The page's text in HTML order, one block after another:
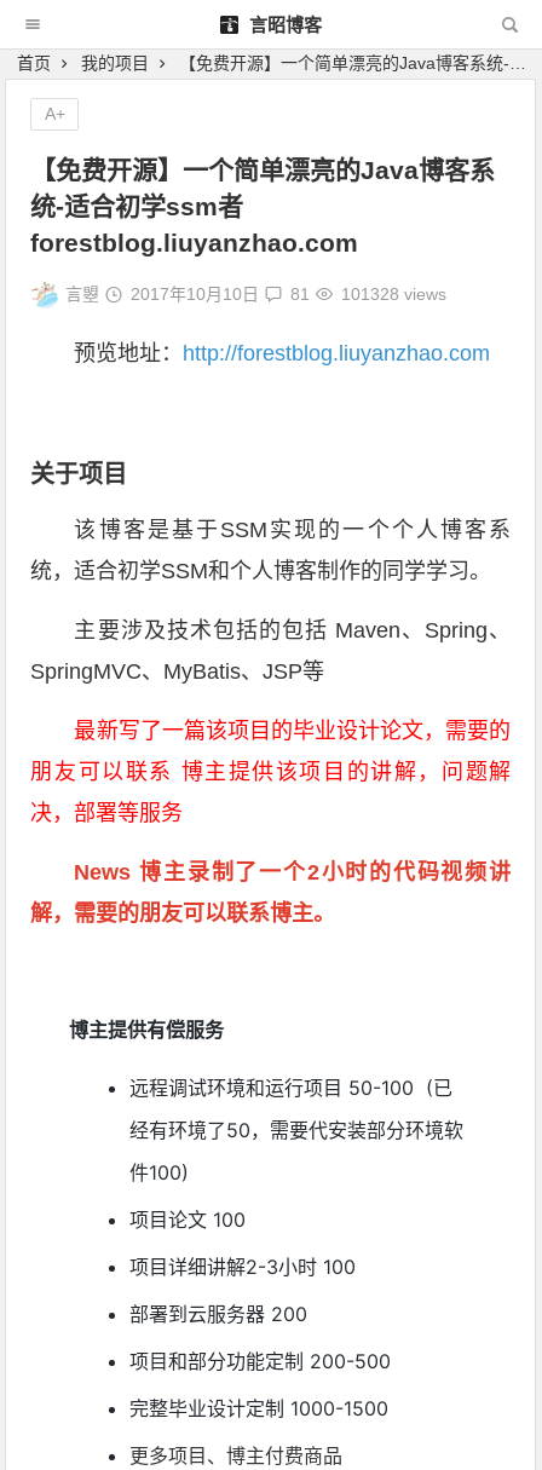
言昭博客
首页 我的项目 【免费开源】一个简单漂亮的Java博客系统-适合初学ssm者 forestblog.liuyanzhao.com
【免费开源】一个简单漂亮的Java博客系
统-适合初学ssm者
forestblog.liuyanzhao.com
言曌 2017年10月10日 81 101328 views
预览地址： http://forestblog.liuyanzhao.com
关于项目
该博客是基于SSM实现的一个个人博客系
统，适合初学SSM和个人博客制作的同学学习。
主要涉及技术包括的包括 Maven、Spring、
SpringMVC、MyBatis、JSP等
最新写了一篇该项目的毕业设计论文，需要的
朋友可以联系 博主提供该项目的讲解，问题解
决，部署等服务
News 博主录制了一个2小时的代码视频讲
解，需要的朋友可以联系博主。
博主提供有偿服务
远程调试环境和运行项目 50-100 (已
经有环境了50，需要代安装部分环境软
件100)
项目论文 100
项目详细讲解2-3小时 100
部署到云服务器 200
项目和部分功能定制 200-500
完整毕业设计定制 1000-1500
更多项目、博主付费商品
A+